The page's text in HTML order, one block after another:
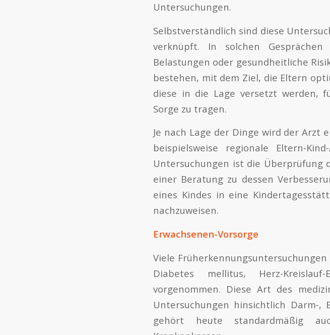
Untersuchungen.
Selbstverständlich sind diese
verknüpft. In solchen
Belastungen oder gesundheitliche
bestehen, mit dem Ziel, die Eltern
diese in die Lage versetzt werden,
Sorge zu tragen.
Je nach Lage der Dinge wird der Arzt
beispielsweise regionale Eltern-
Untersuchungen ist die Überprüfung
einer Beratung zu dessen
eines Kindes in eine
nachzuweisen.
Erwachsenen-Vorsorge
Viele
Diabetes mellitus, Herz-
vorgenommen. Diese Art des
Untersuchungen hinsichtlich Darm-
gehört heute standardmäßig